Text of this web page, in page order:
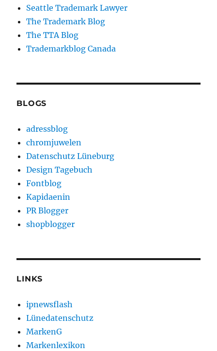
Seattle Trademark Lawyer
The Trademark Blog
The TTA Blog
Trademarkblog Canada
BLOGS
adressblog
chromjuwelen
Datenschutz Lüneburg
Design Tagebuch
Fontblog
Kapidaenin
PR Blogger
shopblogger
LINKS
ipnewsflash
Lünedatenschutz
MarkenG
Markenlexikon